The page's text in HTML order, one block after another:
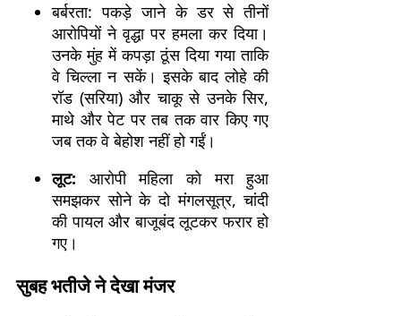
बर्बरता: पकड़े जाने के डर से तीनों
आरोपियों ने वृद्धा पर हमला कर दिया।
उनके मुंह में कपड़ा ठूंस दिया गया ताकि
वे चिल्ला न सकें। इसके बाद लोहे की
रॉड (सरिया) और चाकू से उनके सिर,
माथे और पेट पर तब तक वार किए गए
जब तक वे बेहोश नहीं हो गईं।
लूट: आरोपी महिला को मरा हुआ
समझकर सोने के दो मंगलसूत्र, चांदी
की पायल और बाजूबंद लूटकर फरार हो
गए।
सुबह भतीजे ने देखा मंजर